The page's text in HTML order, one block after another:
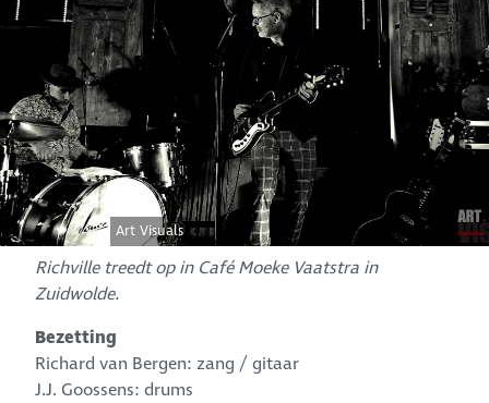
Art Visuals
Richville treedt op in Café Moeke Vaatstra in
Zuidwolde.
Bezetting
Richard van Bergen: zang / gitaar
J.J. Goossens: drums